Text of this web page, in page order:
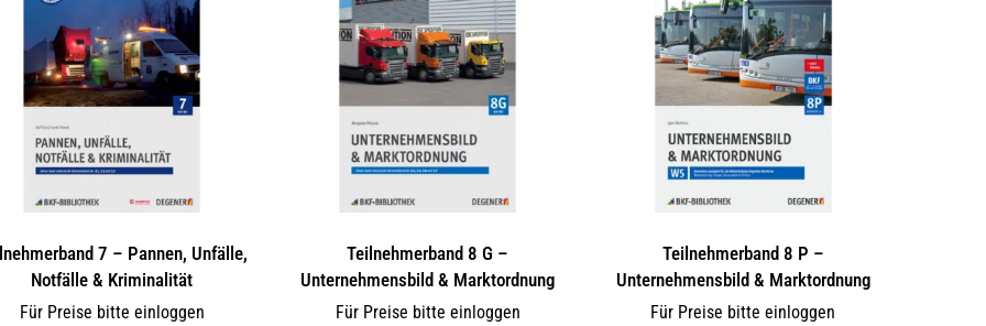
7 – Pannen, Unfälle,
Notfälle & Kriminalität
Für Preise bitte einloggen
Teilnehmerband 8 G –
Unternehmensbild & Marktordnung
Für Preise bitte einloggen
Teilnehmerband 8 P –
Unternehmensbild & Marktordnung
Für Preise bitte einloggen